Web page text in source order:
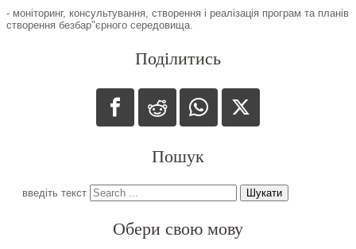
- моніторинг, консультування, створення і реалізація програм та планів
створення безбар"єрного середовища.
Поділитись
Пошук
введіть текст Шукати
Обери свою мову